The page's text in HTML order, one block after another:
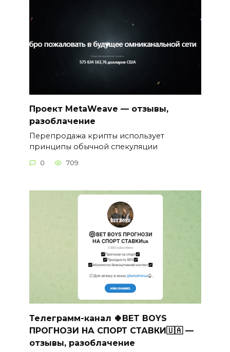
Проект MetaWeave — отзывы,
разоблачение
Перепродажа крипты использует
принципы обычной спекуляции
0 709
Телеграмм-канал 🍀BET BOYS
ПРОГНОЗИ НА СПОРТ СТАВКИ🇺🇦 —
отзывы, разоблачение